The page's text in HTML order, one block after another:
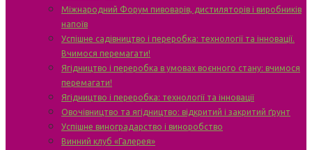
Міжнародний Форум пивоварів, дистиляторів і виробників
напоїв
Успішне садівництво і переробка: технології та інновації.
Вчимося перемагати!
Ягідництво і переробка в умовах воєнного стану: вчимося
перемагати!
Ягідництво і переробка: технології та інновації
Овочівництво та ягідництво: відкритий і закритий ґрунт
Успішне виноградарство і виноробство
Винний клуб «Галерея»